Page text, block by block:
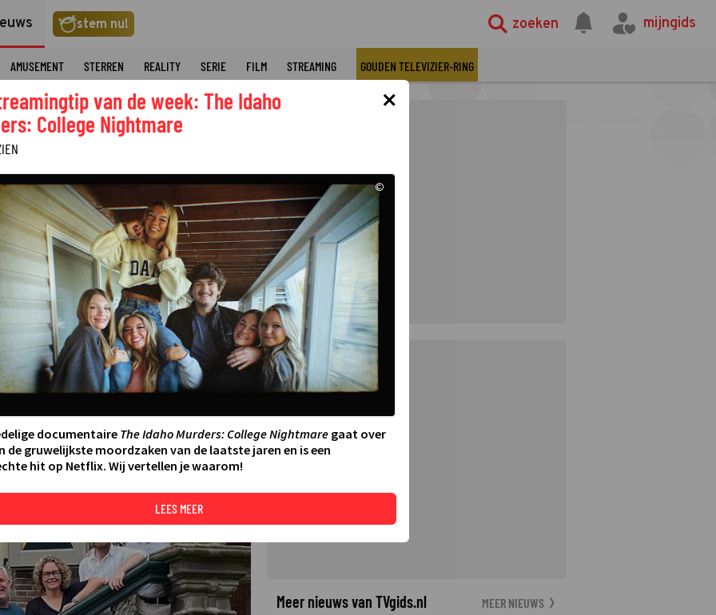
stem nu! zoeken mijngids
AMUSEMENT STERREN REALITY SERIE FILM STREAMING GOUDEN TELEVIZIER-RING
& Breakfast gaat van
·LAATSTE UPDATE:24-11-25 19:07
©
Meer nieuws van TVgids.nl MEER NIEUWS
×
van de week: The Idaho
College Nightmare
©
documentaire The Idaho Murders: College Nightmaregaat over
de gruwelijkste moordzaken van de laatste jaren en is een
hit op Netflix. Wij vertellen je waarom!
LEES MEER